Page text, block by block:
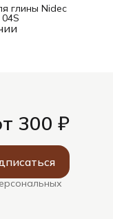
глины Nidec
300 ₽